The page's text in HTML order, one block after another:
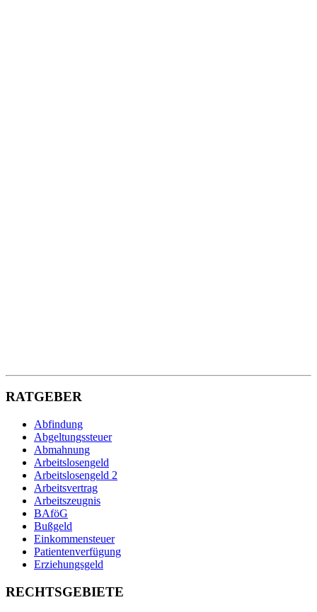
RATGEBER
Abfindung
Abgeltungssteuer
Abmahnung
Arbeitslosengeld
Arbeitslosengeld 2
Arbeitsvertrag
Arbeitszeugnis
BAföG
Bußgeld
Einkommensteuer
Patientenverfügung
Erziehungsgeld
RECHTSGEBIETE